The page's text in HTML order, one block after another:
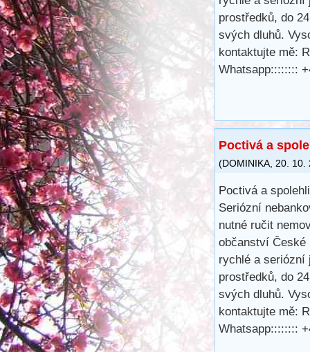
prostředků, do
svých dluhů.
kontaktujte mě:
Whatsapp::::::::
Poctivá a
(DOMINIKA 20. 10.
Poctivá a
Seriózní
nutné ručit
občanství České
rychlé a seriózní
prostředků, do
svých dluhů.
kontaktujte mě:
Whatsapp::::::::